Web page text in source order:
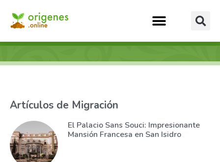
Artículos de Migración
El Palacio Sans Souci: Impresionante
Mansión Francesa en San Isidro